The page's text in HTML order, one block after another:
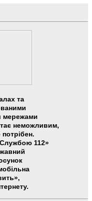
та
мережами
неможливим,
112»